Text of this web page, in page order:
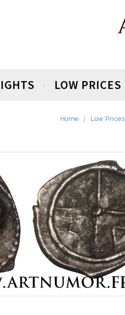
LOW PRICES
Home Low Prices